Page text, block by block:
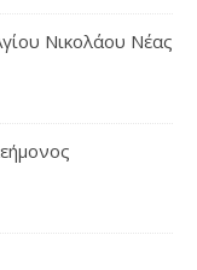
Νικολάου Νέας